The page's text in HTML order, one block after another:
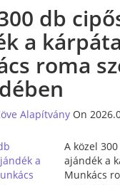
db
a
roma
Alapítvány On
A közel
ajándék a
Munkács